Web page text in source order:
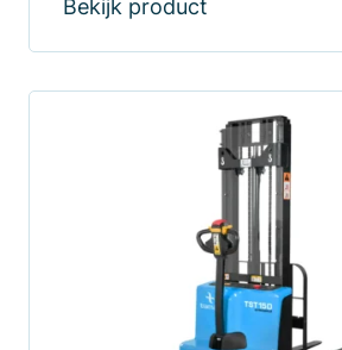
Bekijk product